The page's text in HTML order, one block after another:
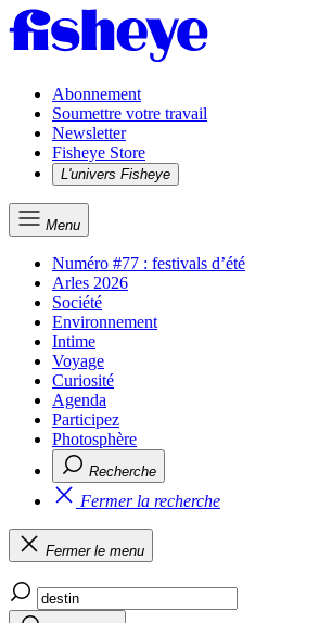
Abonnement
Soumettre votre travail
Newsletter
Fisheye Store
L'univers Fisheye
Menu
Numéro #77 : festivals d’été
Arles 2026
Société
Environnement
Intime
Voyage
Curiosité
Agenda
Participez
Photosphère
Recherche
Fermer la recherche
Fermer le menu